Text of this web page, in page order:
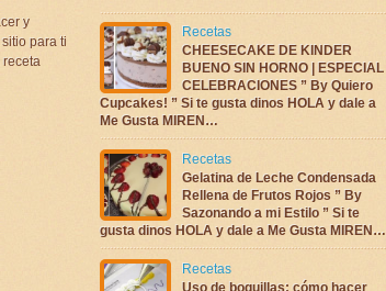
y
para ti
Recetas
CHEESECAKE DE KINDER
BUENO SIN HORNO | ESPECIAL
CELEBRACIONES ” By Quiero
Cupcakes! ” Si te gusta dinos HOLA y dale a
Me Gusta MIREN…
Recetas
Gelatina de Leche Condensada
Rellena de Frutos Rojos ” By
Sazonando a mi Estilo ” Si te
gusta dinos HOLA y dale a Me Gusta MIREN…
Recetas
Uso de boquillas: cómo hacer